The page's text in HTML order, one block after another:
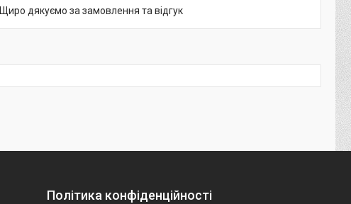
Щиро дякуємо за замовлення та відгук
Політика конфіденційності